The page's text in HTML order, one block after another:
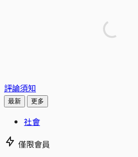
評論須知
最新 更多
社會
僅限會員